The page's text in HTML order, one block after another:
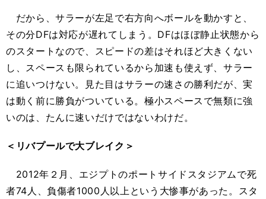
だから、サラーが左足で右方向へボールを動かすと、
その分DFは対応が遅れてしまう。DFはほぼ静止状態から
のスタートなので、スピードの差はそれほど大きくない
し、スペースも限られているから加速も使えず、サラー
に追いつけない。見た目はサラーの速さの勝利だが、実
は動く前に勝負がついている。極小スペースで無類に強
いのは、たんに速いだけではないわけだ。
＜リバプールで大ブレイク＞
2012年２月、エジプトのポートサイドスタジアムで死
者74人、負傷者1000人以上という大惨事があった。スタ